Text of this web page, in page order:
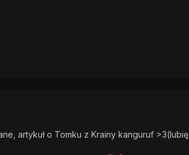
artykuł o Tomku z Krainy kanguruf